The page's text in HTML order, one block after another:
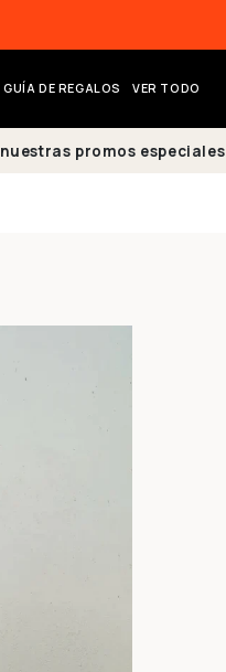
GUÍA DE REGALOS VER TODO
nuestras promos especiales